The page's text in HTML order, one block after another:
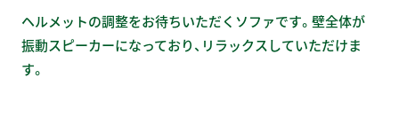
ヘルメットの調整をお待ちいただくソファです。壁全体が
振動スピーカーになっており、リラックスしていただけま
す。